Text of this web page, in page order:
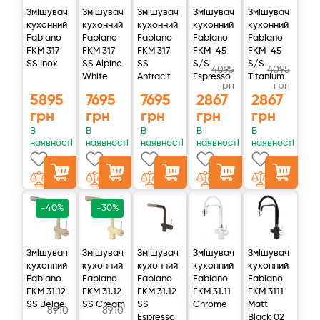
Змішувач
кухонний
Fabiano
FKM 317
SS Inox
5895
грн
В
наявності
Змішувач
кухонний
Fabiano
FKM 317
SS Alpine
White
7695
грн
В
наявності
Змішувач
кухонний
Fabiano
FKM 317
SS
Antracit
7695
грн
В
наявності
Змішувач
кухонний
Fabiano
FKM-45
S/S
Espresso
4095
грн
2867
грн
В
наявності
Змішувач
кухонний
Fabiano
FKM-45
S/S
Titanium
4095
грн
2867
грн
В
наявності
-40%
Змішувач
кухонний
Fabiano
FKM 31.12
SS Beige
8910
-30%
Змішувач
кухонний
Fabiano
FKM 31.12
SS Cream
8910
Змішувач
кухонний
Fabiano
FKM 31.12
SS
Espresso
Змішувач
кухонний
Fabiano
FKM 31.11
Chrome
Змішувач
кухонний
Fabiano
FKM 3111
Matt
Black 02